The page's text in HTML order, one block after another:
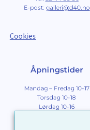
E-post: galleri@d40.no
Cookies
Åpningstider
Mandag – Fredag 10-17
Torsdag 10-18
Lørdag 10-16